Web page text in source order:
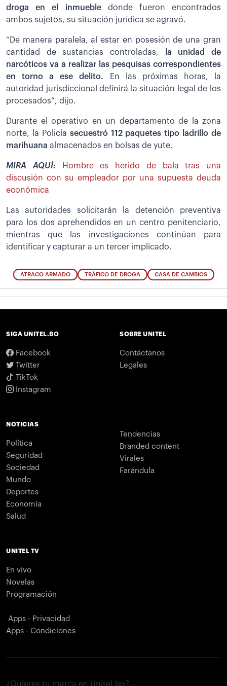
droga en el inmuebledonde fueron encontrados
ambos sujetos, su situación jurídica se agravó.
“De manera paralela, al estar en posesión de una gran
cantidad de sustancias controladas,
la unidad de
narcóticos va a realizar las pesquisas correspondientes
en torno a ese delito. En las próximas horas, la
autoridad jurisdiccional definirá la situación legal de los
procesados”, dijo.
Durante el operativo en un departamento de la zona
norte, la Policía secuestró 112 paquetes tipo ladrillo de
marihuana almacenados en bolsas de yute.
MIRA AQUÍ:
Hombre es herido de bala tras una
discusión con su empleador por una supuesta deuda
económica
Las autoridades solicitarán la detención preventiva
para los dos aprehendidos en un centro penitenciario,
mientras que las investigaciones continúan para
identificar y capturar a un tercer implicado.
ATRACO ARMADO TRÁFICO DE DROGA CASA DE CAMBIOS
SIGA UNITEL.BO
Facebook
Twitter
TikTok
Instagram
SOBRE UNITEL
Contáctanos
Legales
NOTICIAS
Política
Seguridad
Sociedad
Mundo
Deportes
Economía
Salud
Tendencias
Branded content
Virales
Farándula
UNITEL TV
En vivo
Novelas
Programación
Apps - Privacidad
Apps - Condiciones
¿Quieres tu marca en Unitel.bo?